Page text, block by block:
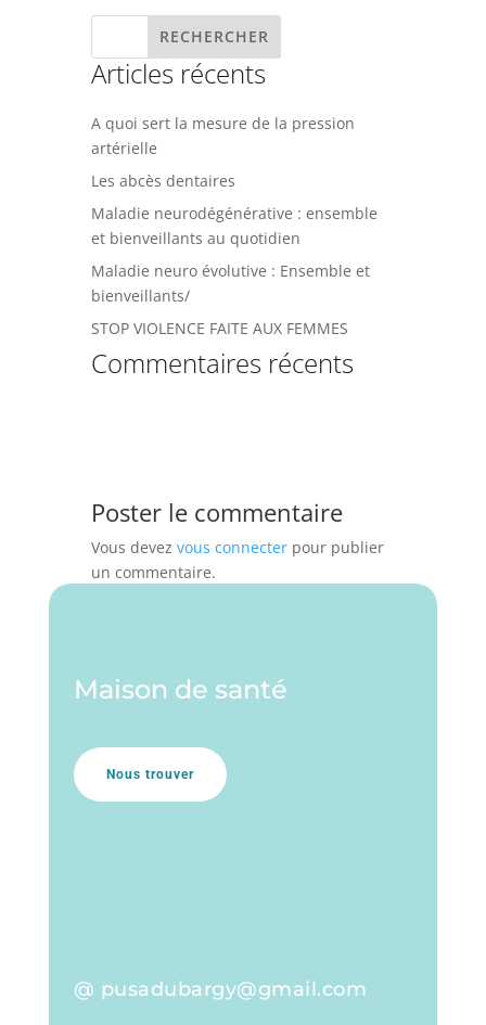
Articles récents
A quoi sert la mesure de la pression
artérielle
Les abcès dentaires
Maladie neurodégénérative : ensemble
et bienveillants au quotidien
Maladie neuro évolutive : Ensemble et
bienveillants/
STOP VIOLENCE FAITE AUX FEMMES
Commentaires récents
Poster le commentaire
Vous devez vous connecter pour publier
un commentaire.
Maison de santé
Nous trouver
@ pusadubargy@gmail.com